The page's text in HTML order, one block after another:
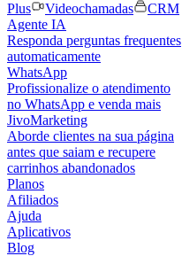
Plus
Videochamadas
CRM
Agente IA
Responda perguntas frequentes
automaticamente
WhatsApp
Profissionalize o atendimento
no WhatsApp e venda mais
JivoMarketing
Aborde clientes na sua página
antes que saiam e recupere
carrinhos abandonados
Planos
Afiliados
Ajuda
Aplicativos
Blog